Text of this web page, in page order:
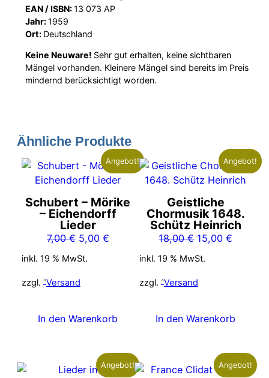
EAN / ISBN:13 073 AP
Jahr:1959
Ort: Deutschland
Keine Neuware! Sehr gut erhalten, keine sichtbaren
Mängel vorhanden. Kleinere Mängel sind bereits im Preis
mindernd berücksichtigt worden.
Ähnliche Produkte
Angebot!
Schubert – Mörike
– Eichendorff
Lieder
7,00€ Ursprünglicher
Preis
7,00 €
5,00 €Aktueller
5,00 €.
inkl. 19 % MwSt.
zzgl. Versand
In den Warenkorb
Angebot!
Geistliche
Chormusik 1648.
Schütz Heinrich
18,00€ Ursprünglicher
Preis
18,00 €
15,00€
inkl. 19 % MwSt.
zzgl. Versand
In den Warenkorb
Angebot! Angebot!